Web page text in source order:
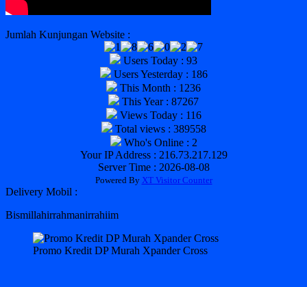
Jumlah Kunjungan Website :
Users Today : 93
Users Yesterday : 186
This Month : 1236
This Year : 87267
Views Today : 116
Total views : 389558
Who's Online : 2
Your IP Address : 216.73.217.129
Server Time : 2026-08-08
Powered By XT Visitor Counter
Delivery Mobil :
Bismillahirrahmanirrahiim
Promo Kredit DP Murah Xpander Cross